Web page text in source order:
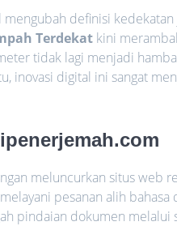
definisi kedekatan
Terdekat kini
tidak lagi menjadi
inovasi digital ini sangat
meluncurkan situs web
pesanan alih
pindaian dokumen